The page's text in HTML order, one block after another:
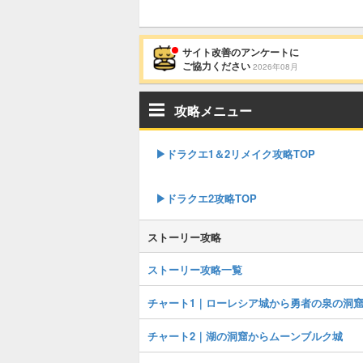
サイト改善のアンケートに
ご協力ください 2026年08月
攻略メニュー
▶︎ドラクエ1＆2リメイク攻略TOP
▶︎ドラクエ2攻略TOP
ストーリー攻略
ストーリー攻略一覧
チャート1｜ローレシア城から勇者の泉の洞窟
チャート2｜湖の洞窟からムーンブルク城